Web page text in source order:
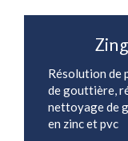
Résolution de
de gouttière,
nettoyage de
en zinc et pvc